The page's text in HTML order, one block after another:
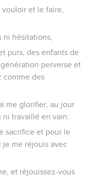
et le faire,
ni hésitations,
purs, des enfants de
perverse et
comme des
me glorifier, au jour
travaillé en vain.
sacrifice et pour le
me réjouis avec
et réjouissez-vous